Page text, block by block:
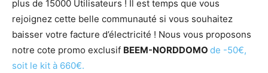
plus de 15000 Utilisateurs ! Il est temps que vous
rejoignez cette belle communauté si vous souhaitez
baisser votre facture d’électricité ! Nous vous proposons
notre cote promo exclusif BEEM-NORDDOMO de -50€,
soit le kit à 660€.